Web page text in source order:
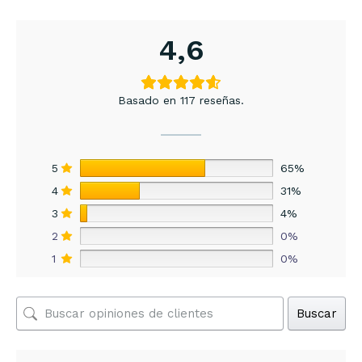
4,6
Basado en 117 reseñas.
5
65%
4
31%
3
4%
2
0%
1
0%
Buscar